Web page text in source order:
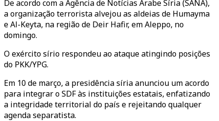
De acordo com a Agência de Notícias Árabe Síria (SANA),
a organização terrorista alvejou as aldeias de Humayma
e Al-Keyta, na região de Deir Hafir, em Aleppo, no
domingo.
O exército sírio respondeu ao ataque atingindo posições
do PKK/YPG.
Em 10 de março, a presidência síria anunciou um acordo
para integrar o SDF às instituições estatais, enfatizando
a integridade territorial do país e rejeitando qualquer
agenda separatista.